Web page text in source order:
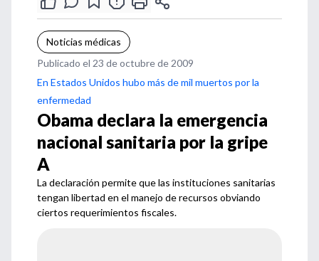
Noticias médicas
Publicado el 23 de octubre de 2009
En Estados Unidos hubo más de mil muertos por la
enfermedad
Obama declara la emergencia
nacional sanitaria por la gripe
A
La declaración permite que las instituciones sanitarias
tengan libertad en el manejo de recursos obviando
ciertos requerimientos fiscales.